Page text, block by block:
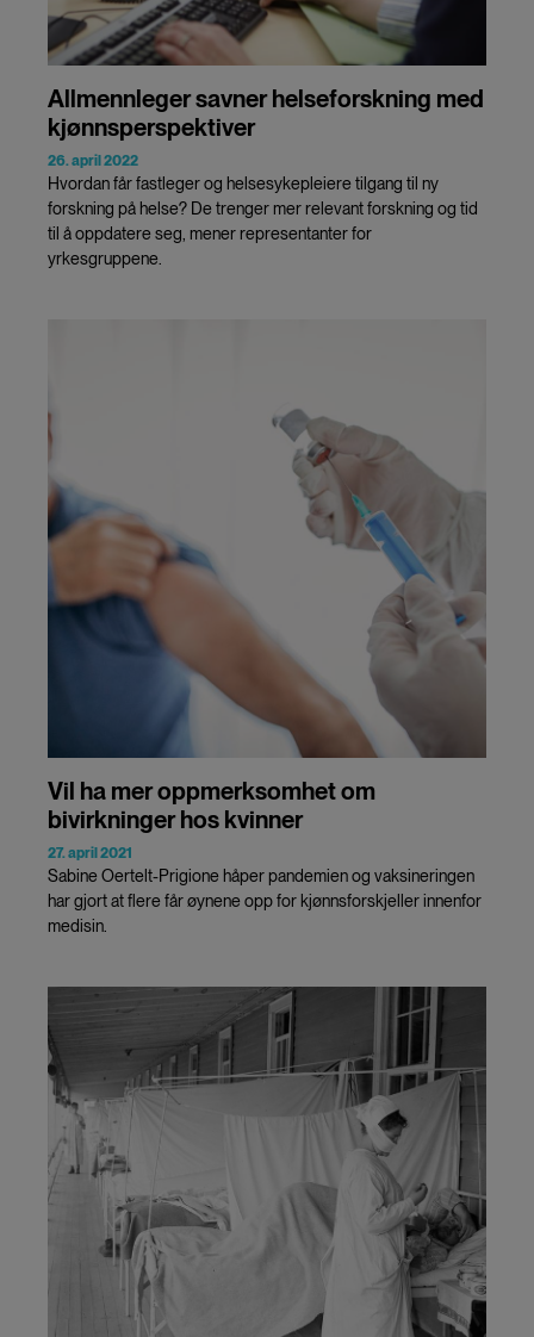
Allmennleger savner helseforskning med
kjønnsperspektiver
26. april 2022
Hvordan får fastleger og helsesykepleiere tilgang til ny
forskning på helse? De trenger mer relevant forskning og tid
til å oppdatere seg, mener representanter for
yrkesgruppene.
Vil ha mer oppmerksomhet om
bivirkninger hos kvinner
27. april 2021
Sabine Oertelt-Prigione håper pandemien og vaksineringen
har gjort at flere får øynene opp for kjønnsforskjeller innenfor
medisin.